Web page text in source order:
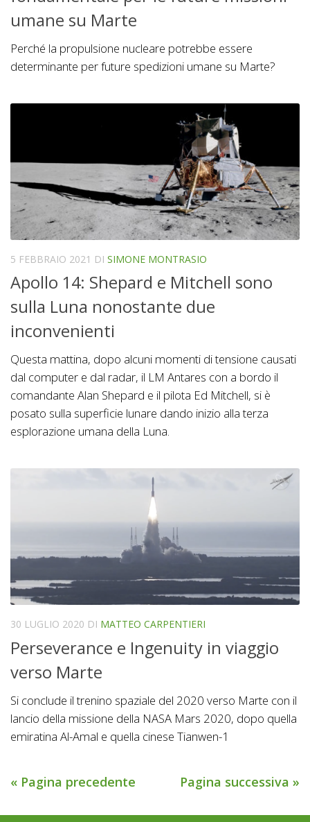
umane su Marte
Perché la propulsione nucleare potrebbe essere
determinante per future spedizioni umane su Marte?
5 FEBBRAIO 2021 DI SIMONE MONTRASIO
Apollo 14: Shepard e Mitchell sono
sulla Luna nonostante due
inconvenienti
Questa mattina, dopo alcuni momenti di tensione causati
dal computer e dal radar, il LM Antares con a bordo il
comandante Alan Shepard e il pilota Ed Mitchell, si è
posato sulla superficie lunare dando inizio alla terza
esplorazione umana della Luna.
30 LUGLIO 2020 DI MATTEO CARPENTIERI
Perseverance e Ingenuity in viaggio
verso Marte
Si conclude il trenino spaziale del 2020 verso Marte con il
lancio della missione della NASA Mars 2020, dopo quella
emiratina Al-Amal e quella cinese Tianwen-1
« Pagina precedente Pagina successiva »